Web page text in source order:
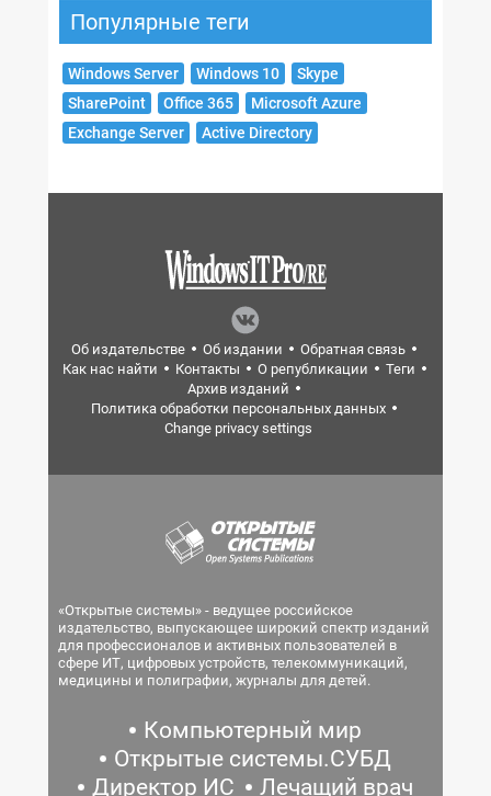
Популярные теги
Windows Server Windows 10
Skype
SharePoint
Office 365
Microsoft Azure
Exchange Server
Active Directory
Об издательстве Об издании
Обратная связь
Как нас найти
Контакты О републикации
Теги
Архив изданий
Политика обработки персональных данных
Change privacy settings
«Открытые системы» - ведущее российское
издательство, выпускающее широкий спектр изданий
для профессионалов и активных пользователей в
сфере ИТ, цифровых устройств, телекоммуникаций,
медицины и полиграфии, журналы для детей.
Компьютерный мир
Открытые системы.СУБД
Директор ИС
Лечащий врач